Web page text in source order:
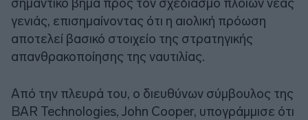
γενιάς, επισημαίνοντας ότι η αιολική πρόωση
αποτελεί βασικό στοιχείο της στρατηγικής
απανθρακοποίησης της ναυτιλίας.
Από την πλευρά του, ο διευθύνων σύμβουλος της
BAR Technologies, John Cooper, υπογράμμισε ότι